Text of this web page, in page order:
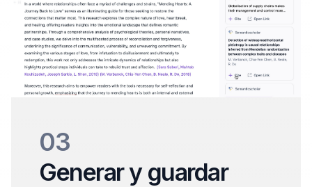
03
Generar y guardar